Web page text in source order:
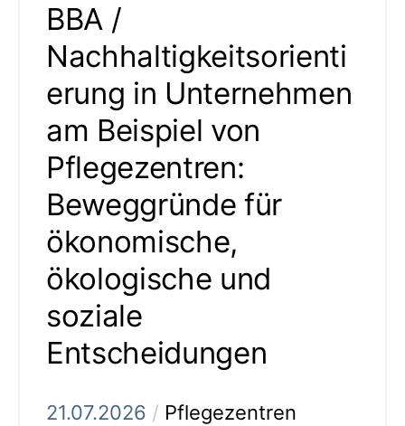
BBA /
Nachhaltigkeitsorienti
erung in Unternehmen
am Beispiel von
Pflegezentren:
Beweggründe für
ökonomische,
ökologische und
soziale
Entscheidungen
21.07.2026 / Pflegezentren